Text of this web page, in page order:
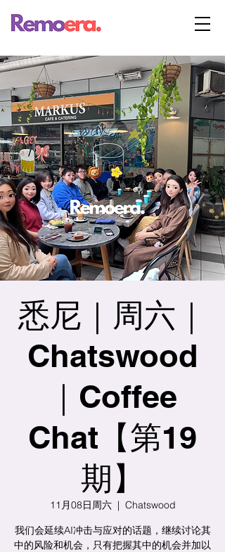
悉尼｜周六｜
Chatswood
｜Coffee
Chat【第19
期】
11月08日周六
  |
Chatswood
我们会延续AI冲击与应对的话题，继续讨论其
中的风险和机会，只有把握其中的机会并加以